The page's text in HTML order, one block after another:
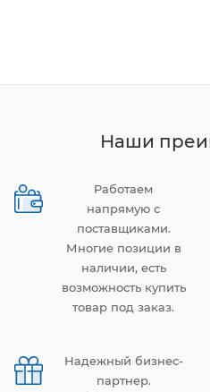
Наши
Работаем
напрямую с
поставщиками.
Многие позиции в
наличии, есть
возможность купить
товар под заказ.
Надежный бизнес-
партнер.